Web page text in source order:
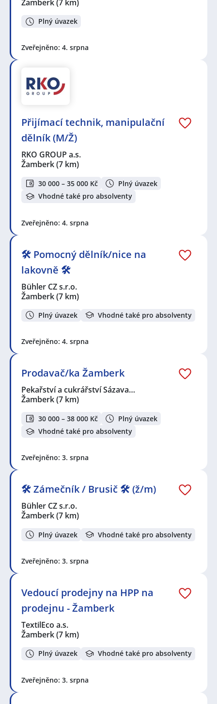
Žamberk(7 km)
Plný úvazek
Zveřejněno: 4. srpna
Přijímací technik, manipulační
dělník (M/Ž)
RKO GROUP a.s.
Žamberk(7 km)
30 000 – 35 000 Kč
Plný úvazek
Vhodné také pro absolventy
Zveřejněno: 4. srpna
🛠 Pomocný dělník/nice na
lakovně 🛠
Bühler CZ s.r.o.
Žamberk(7 km)
Plný úvazek Vhodné také pro absolventy
Zveřejněno: 4. srpna
Prodavač/ka Žamberk
Pekařství a cukrářství Sázava…
Žamberk(7 km)
30 000 – 38 000 Kč
Plný úvazek
Vhodné také pro absolventy
Zveřejněno: 3. srpna
🛠 Zámečník / Brusič 🛠 (ž/m)
Bühler CZ s.r.o.
Žamberk(7 km)
Plný úvazek Vhodné také pro absolventy
Zveřejněno: 3. srpna
Vedoucí prodejny na HPP na
prodejnu - Žamberk
TextilEco a.s.
Žamberk(7 km)
Plný úvazek Vhodné také pro absolventy
Zveřejněno: 3. srpna